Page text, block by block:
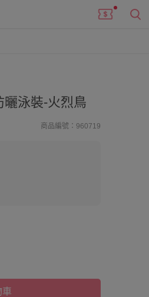
曬泳裝-火烈鳥
商品編號：960719
車